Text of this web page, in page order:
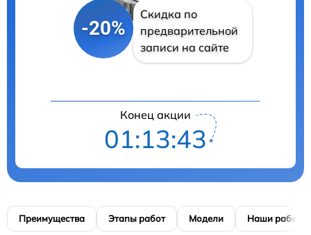
-20%
Скидка по
предварительной
записи на сайте
Конец акции
01:13:42
Преимущества Этапы работ Модели Наши работы